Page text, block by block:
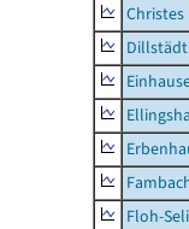
Christes
Dillstädt
Floh-